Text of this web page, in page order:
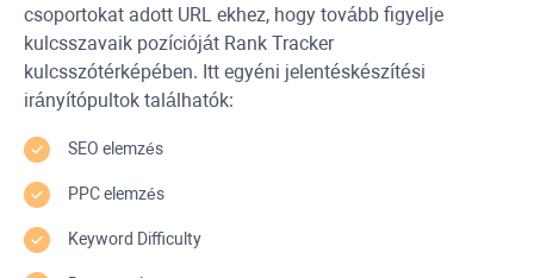
csoportokat adott URL ekhez, hogy tovább figyelje
kulcsszavaik pozícióját Rank Tracker
kulcsszótérképében. Itt egyéni jelentéskészítési
irányítópultok találhatók:
SEO elemzés
PPCelemzés
Keyword Difficulty